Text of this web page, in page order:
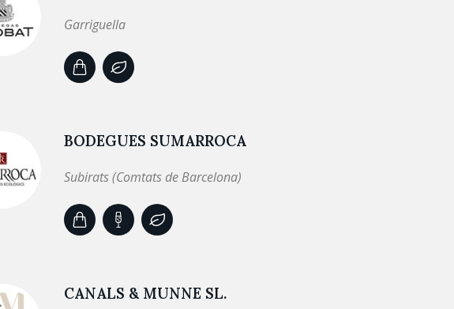
Garriguella
BODEGUES SUMARROCA
Subirats (Comtats de Barcelona)
CANALS & MUNNE SL.